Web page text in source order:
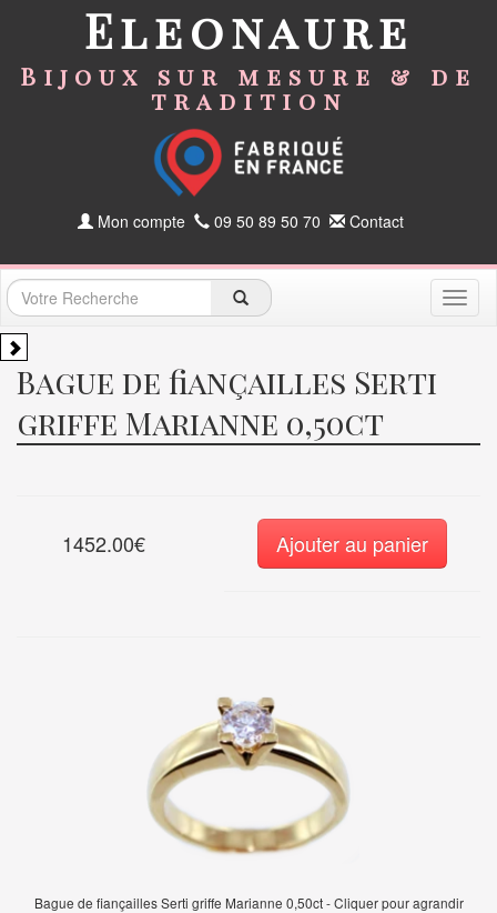
Eleonaure
Bijoux sur mesure & de
tradition
Mon compte 09 50 89 50 70 Contact
Bague de fiançailles Serti
griffe Marianne 0,50ct
1452.00€ Ajouter au panier
Bague de fiançailles Serti griffe Marianne 0,50ct - Cliquer pour agrandir